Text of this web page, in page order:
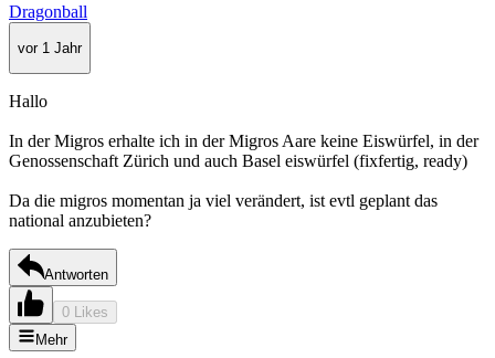
Dragonball
vor 1 Jahr
Hallo
In der Migros erhalte ich in der Migros Aare keine Eiswürfel, in der
Genossenschaft Zürich und auch Basel eiswürfel (fixfertig, ready)
Da die migros momentan ja viel verändert, ist evtl geplant das
national anzubieten?
Antworten
0 Likes
Mehr